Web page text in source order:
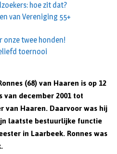
hoe zit dat?
van Vereniging 55+
onze twee honden!
toernooi
(68) van Haaren is op 12
van december 2001 tot
van Haaren. Daarvoor was hij
laatste bestuurlijke functie
in Laarbeek. Ronnes was